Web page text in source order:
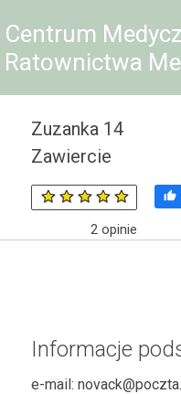
Centrum
Ratownictwa
Zuzanka 14
Zawiercie
2 opinie

Informacje
e-mail: